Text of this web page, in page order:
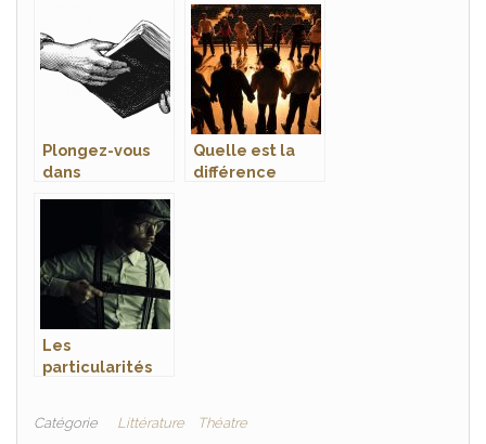
Plongez-vous
dans
livres
Quelle est la
différence
Les
particularités
Catégorie Littérature Théatre